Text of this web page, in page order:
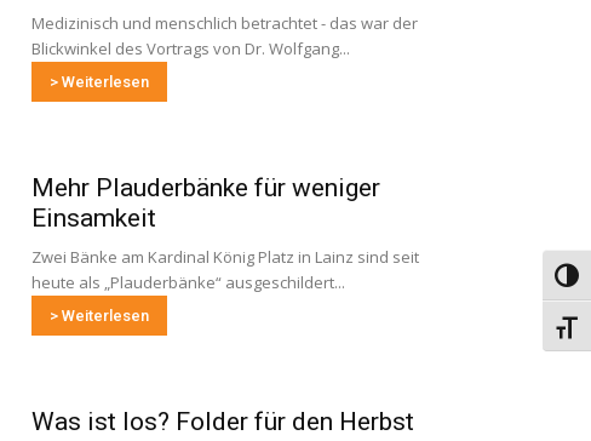
Medizinisch und menschlich betrachtet - das war der
Blickwinkel des Vortrags von Dr. Wolfgang...
> Weiterlesen
Mehr Plauderbänke für weniger
Einsamkeit
Zwei Bänke am Kardinal König Platz in Lainz sind seit
heute als „Plauderbänke“ ausgeschildert...
> Weiterlesen
Was ist los? Folder für den Herbst